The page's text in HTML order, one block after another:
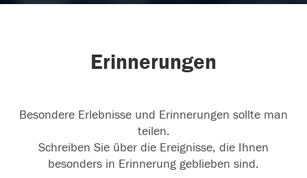
Erinnerungen
Besondere Erlebnisse und Erinnerungen sollte man
teilen.
Schreiben Sie über die Ereignisse, die Ihnen
besonders in Erinnerung geblieben sind.